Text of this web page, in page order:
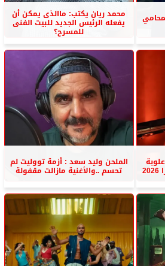
محمد ريان يكتب: ماالذى يمكن أن
يفعله الرئيس الجديد للبيت الفنى
للمسرح؟
الملحن وليد سعد : أزمة تووليت لم
تحسم ..والأغنية مازالت مقفولة